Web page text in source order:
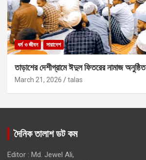
ধর্ম ও জীবন সারাদেশ
তাড়াশের দেশীগ্রামে ঈদুল ফিতরের নামাজ অনুষ্ঠিত
March 21, 2026 talas
দৈনিক তালাশ ডট কম
Editor : Md. Jewel Ali,